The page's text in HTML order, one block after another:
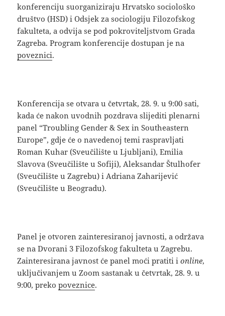
konferenciju suorganiziraju Hrvatsko sociološko
društvo (HSD) i Odsjek za sociologiju Filozofskog
fakulteta, a odvija se pod pokroviteljstvom Grada
Zagreba. Program konferencije dostupan je na
poveznici.
Konferencija se otvara u četvrtak, 28. 9. u 9:00 sati,
kada će nakon uvodnih pozdrava slijediti plenarni
panel “Troubling Gender & Sex in Southeastern
Europe”, gdje će o navedenoj temi raspravljati
Roman Kuhar (Sveučilište u Ljubljani), Emilia
Slavova (Sveučilište u Sofiji), Aleksandar Štulhofer
(Sveučilište u Zagrebu) i Adriana Zaharijević
(Sveučilište u Beogradu).
Panel je otvoren zainteresiranoj javnosti, a održava
se na Dvorani 3 Filozofskog fakulteta u Zagrebu.
Zainteresirana javnost će panel moći pratiti ionline,
uključivanjem u Zoom sastanak u četvrtak, 28. 9. u
9:00, prekopoveznice.